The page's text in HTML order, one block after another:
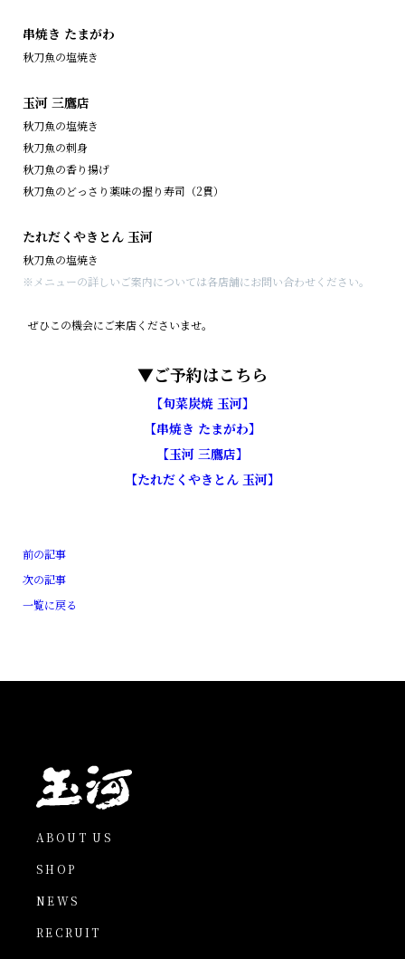
串焼き たまがわ
秋刀魚の塩焼き
玉河 三鷹店
秋刀魚の塩焼き
秋刀魚の刺身
秋刀魚の香り揚げ
秋刀魚のどっさり薬味の握り寿司（2貫）
たれだくやきとん 玉河
秋刀魚の塩焼き
※メニューの詳しいご案内については各店舗にお問い合わせください。
ぜひこの機会にご来店くださいませ。
▼ご予約はこちら
【旬菜炭焼 玉河】
【串焼き たまがわ】
【玉河 三鷹店】
【たれだくやきとん 玉河】
前の記事
次の記事
一覧に戻る
ABOUT US
SHOP
NEWS
RECRUIT